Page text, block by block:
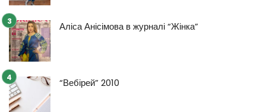
Аліса Анісімова в журналі “Жінка”
“Вебірей” 2010